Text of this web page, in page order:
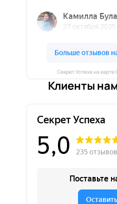
Секрет Успеха на
Клиенты